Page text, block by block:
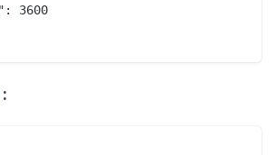
3600